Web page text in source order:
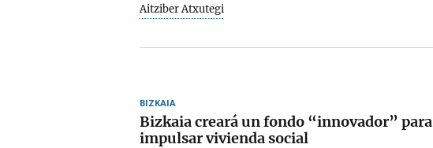
Aitziber Atxutegi
BIZKAIA
Bizkaia creará un fondo “innovador” para
impulsar vivienda social